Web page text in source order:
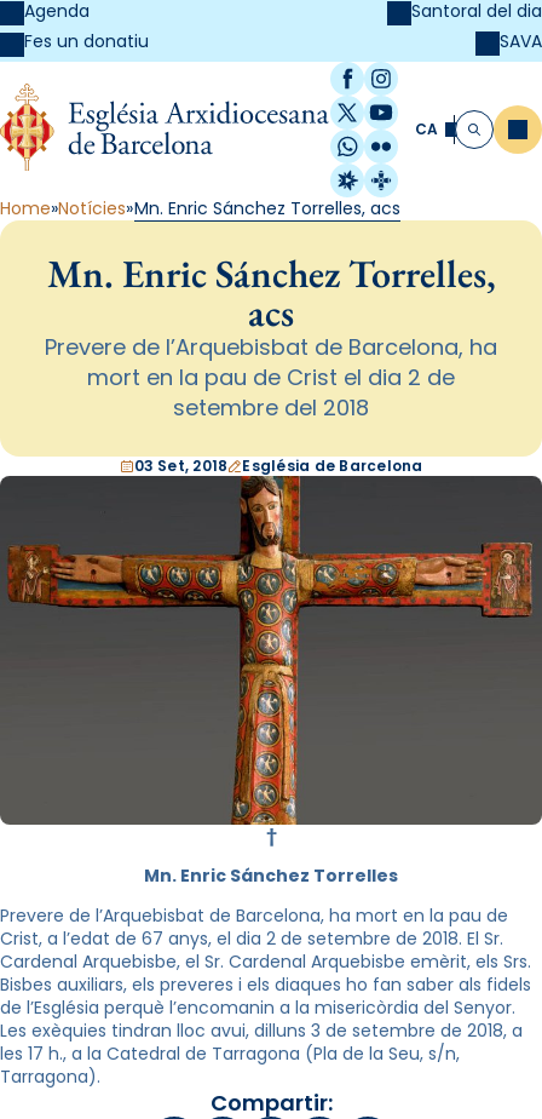
Agenda
Fes un donatiu
Santoral del dia
SAVA
Facebook
Instagram
X / Twitter
YouTube
WhatsApp
Flickr
Radio Estel
Catalunya
CA Cerca
Home Notícies Mn. Enric Sánchez Torrelles, acs
Mn. Enric Sánchez Torrelles,
acs
Prevere de l’Arquebisbat de Barcelona, ha
mort en la pau de Crist el dia 2 de
setembre del 2018
03 Set, 2018 Església de Barcelona
†
Mn. Enric Sánchez Torrelles
Prevere de l’Arquebisbat de Barcelona, ha mort en la pau de
Crist, a l’edat de 67 anys, el dia 2 de setembre de 2018. El Sr.
Cardenal Arquebisbe, el Sr. Cardenal Arquebisbe emèrit, els Srs.
Bisbes auxiliars, els preveres i els diaques ho fan saber als fidels
de l’Església perquè l’encomanin a la misericòrdia del Senyor.
Les exèquies tindran lloc avui, dilluns 3 de setembre de 2018, a
les 17 h., a la Catedral de Tarragona (Pla de la Seu, s/n,
Tarragona).
Compartir: